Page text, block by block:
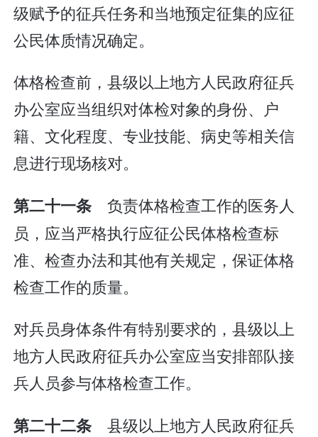
级赋予的征兵任务和当地预定征集的应征
公民体质情况确定。
体格检查前，县级以上地方人民政府征兵
办公室应当组织对体检对象的身份、户
籍、文化程度、专业技能、病史等相关信
息进行现场核对。
第二十一条 负责体格检查工作的医务人
员，应当严格执行应征公民体格检查标
准、检查办法和其他有关规定，保证体格
检查工作的质量。
对兵员身体条件有特别要求的，县级以上
地方人民政府征兵办公室应当安排部队接
兵人员参与体格检查工作。
第二十二条 县级以上地方人民政府征兵